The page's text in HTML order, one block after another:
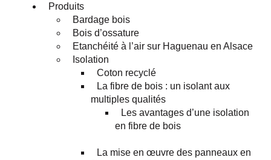
Produits
Bardage bois
Bois d’ossature
Etanchéité à l’air sur Haguenau en Alsace
Isolation
Coton recyclé
La fibre de bois : un isolant aux
multiples qualités
Les avantages d’une isolation
en fibre de bois
La mise en œuvre des panneaux en